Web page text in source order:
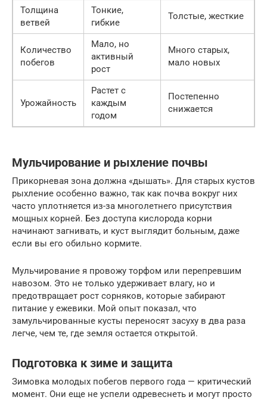
Толщина
ветвей
Тонкие,
гибкие
Толстые, жесткие
Количество
побегов
Мало, но
активный
рост
Много старых,
мало новых
Урожайность
Растет с
каждым
годом
Постепенно
снижается
Мульчирование и рыхление почвы
Прикорневая зона должна «дышать». Для старых кустов
рыхление особенно важно, так как почва вокруг них
часто уплотняется из-за многолетнего присутствия
мощных корней. Без доступа кислорода корни
начинают загнивать, и куст выглядит больным, даже
если вы его обильно кормите.
Мульчирование я провожу торфом или перепревшим
навозом. Это не только удерживает влагу, но и
предотвращает рост сорняков, которые забирают
питание у ежевики. Мой опыт показал, что
замульчированные кусты переносят засуху в два раза
легче, чем те, где земля остается открытой.
Подготовка к зиме и защита
Зимовка молодых побегов первого года — критический
момент. Они еще не успели одревеснеть и могут просто